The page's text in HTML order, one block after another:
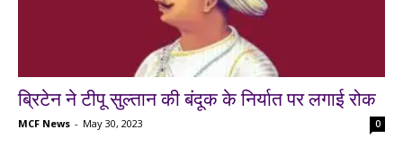
ब्रिटेन ने टीपू सुल्तान की बंदूक के निर्यात पर लगाई रोक
MCF News - May 30, 2023 0